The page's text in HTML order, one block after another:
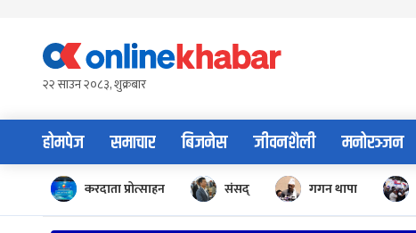
content२२ साउन २०८३, शुक्रबार
होमपेज समाचार बिजनेस जीवनशैली मनोरञ्जन
करदाता प्रोत्साहन संसद् गगन थापा